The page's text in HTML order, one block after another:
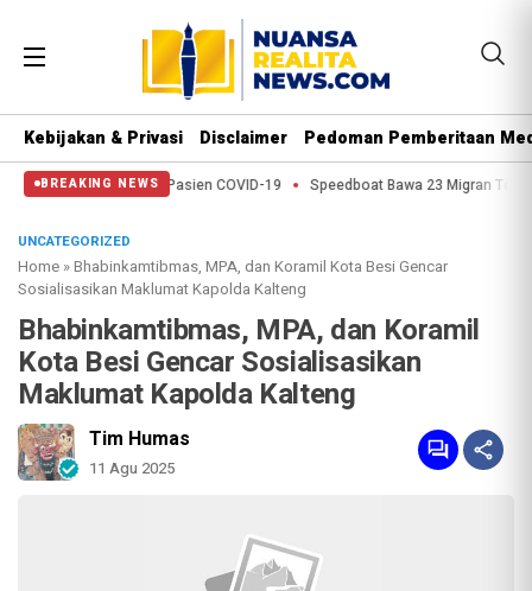
Kebijakan & Privasi Disclaimer Pedoman Pemberitaan
BREAKING NEWSSpeedboat Bawa 23 Migran Tenggelam di Pantai Kuba,
UNCATEGORIZED
Home »Bhabinkamtibmas, MPA, dan Koramil Kota Besi Gencar
Sosialisasikan Maklumat Kapolda Kalteng
Bhabinkamtibmas, MPA, dan Koramil
Kota Besi Gencar Sosialisasikan
Maklumat Kapolda Kalteng
Tim Humas
11 Agu 2025